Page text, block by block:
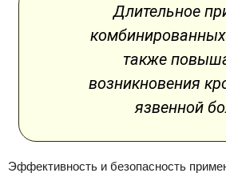
Длительное
также
возникновения
язвенной
Эффективность и безопасность